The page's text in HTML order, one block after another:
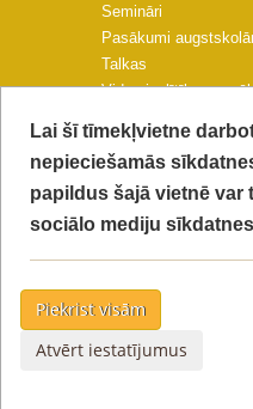
Semināri
Pasākumi
Talkas
Vides izglītības
Citi pasākumi
PROJEKTA
FOTOGALERIJAS
KONTAKTI
PRIVĀTUMA POLITIKA
Lai šī tīmekļvietne
nepieciešamās
papildus šajā vietnē var
sociālo mediju
Piekrist visām
Atvērt iestatījumus